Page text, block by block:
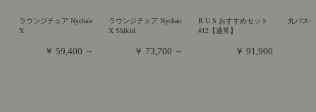
ラウンジチェア Nychair
X
￥ 59,400 ～
ラウンジチェア Nychair
X Shikiri
￥ 73,700 ～
R.U.S おすすめセット
#12【通常】
￥ 91,900
丸バス